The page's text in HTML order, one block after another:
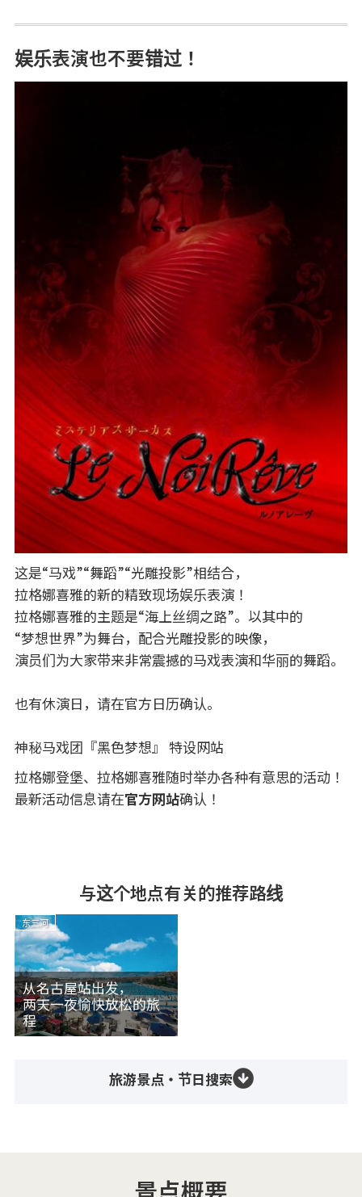
娱乐表演也不要错过！
这是“马戏”“舞蹈”“光雕投影”相结合，
拉格娜喜雅的新的精致现场娱乐表演！
拉格娜喜雅的主题是“海上丝绸之路”。以其中的
“梦想世界”为舞台，配合光雕投影的映像，
演员们为大家带来非常震撼的马戏表演和华丽的舞蹈。
也有休演日，请在官方日历确认。
神秘马戏团『黑色梦想』 特设网站
拉格娜登堡、拉格娜喜雅随时举办各种有意思的活动！
最新活动信息请在官方网站确认！
与这个地点有关的推荐路线
东三河
从名古屋站出发，
两天一夜愉快放松的旅
程
旅游景点・节日搜索
景点概要